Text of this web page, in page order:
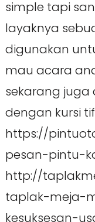
simple tapi
layaknya
digunakan
mau acara
sekarang
dengan kursi
https://
pesan-pintu-
http://
taplak-meja-
kesuksesan-